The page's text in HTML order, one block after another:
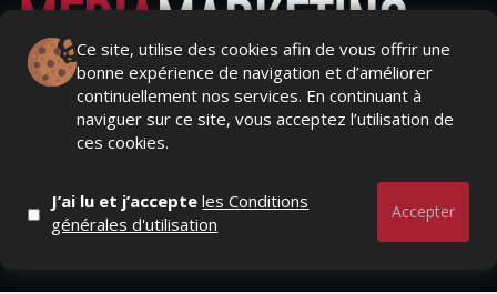
Ce site, utilise des cookies afin de vous offrir une
bonne expérience de navigation et d’améliorer
continuellement nos services. En continuant à
naviguer sur ce site, vous acceptez l’utilisation de
ces cookies.
J’ai lu et j’accepteles Conditions
générales d'utilisation
Accepter
Actualités Média, Actualités Com/Market/Ntic, Actualités
Distrib, Dossier, Interview, Stratégies, Communication,
Marques avenue, Relations presse, Créa, Baromètre,
People, Métier, Profil...
RESTER CONNECTÉ